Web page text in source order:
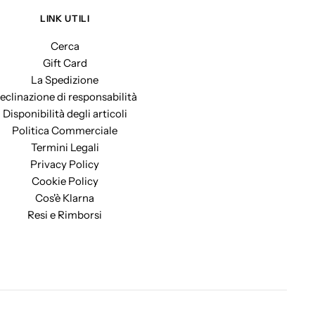
LINK UTILI
Cerca
Gift Card
La Spedizione
di responsabilità
Disponibilità degli articoli
Politica Commerciale
Termini Legali
Privacy Policy
Cookie Policy
Cos'è Klarna
Resi e Rimborsi